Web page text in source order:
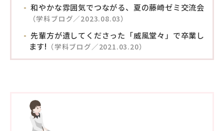
和やかな雰囲気でつながる、夏の藤崎ゼミ交流会
（学科ブログ／2023.08.03）
先輩方が遺してくださった「威風堂々」で卒業し
ます! （学科ブログ／2021.03.20）